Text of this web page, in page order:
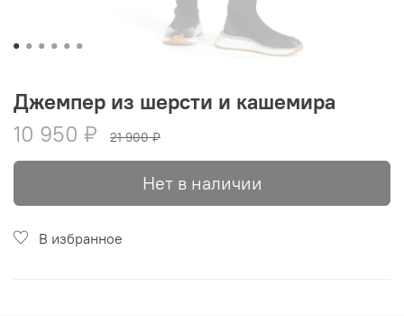
Джемпер из шерсти и кашемира
10 950 ₽
21 900 ₽
Нет в наличии
В избранное